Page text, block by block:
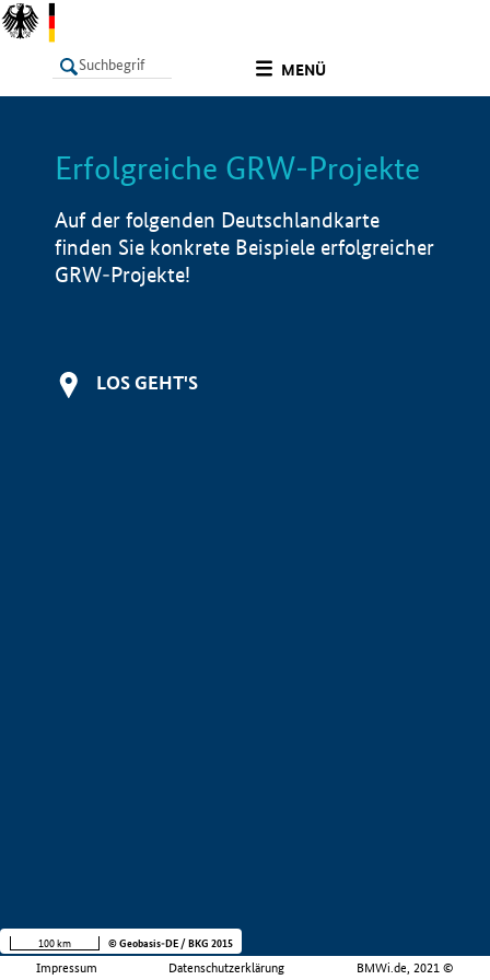
MENÜ
LISTE Info
Erfolgreiche GRW-Projekte
Auf der folgenden Deutschlandkarte
finden Sie konkrete Beispiele erfolgreicher
GRW-Projekte!
LOS GEHT'S
Impressum Datenschutzerklärung BMWi.de, 2021 ©
100 km © Geobasis-DE / BKG 2015